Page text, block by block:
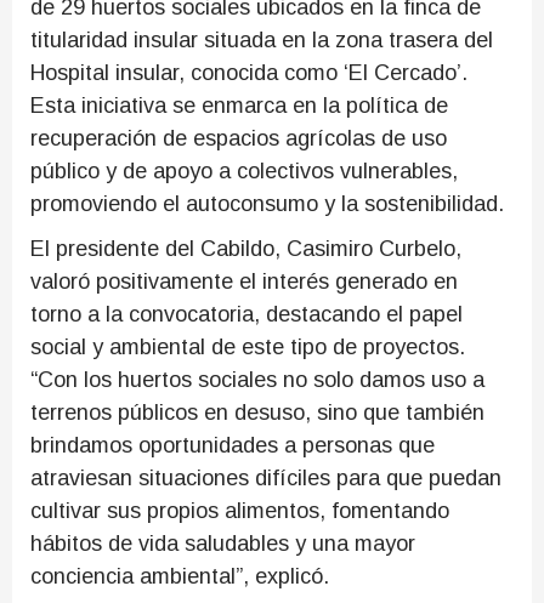
de 29 huertos sociales ubicados en la finca de
titularidad insular situada en la zona trasera del
Hospital insular, conocida como ‘El Cercado’.
Esta iniciativa se enmarca en la política de
recuperación de espacios agrícolas de uso
público y de apoyo a colectivos vulnerables,
promoviendo el autoconsumo y la sostenibilidad.
El presidente del Cabildo, Casimiro Curbelo,
valoró positivamente el interés generado en
torno a la convocatoria, destacando el papel
social y ambiental de este tipo de proyectos.
“Con los huertos sociales no solo damos uso a
terrenos públicos en desuso, sino que también
brindamos oportunidades a personas que
atraviesan situaciones difíciles para que puedan
cultivar sus propios alimentos, fomentando
hábitos de vida saludables y una mayor
conciencia ambiental”, explicó.